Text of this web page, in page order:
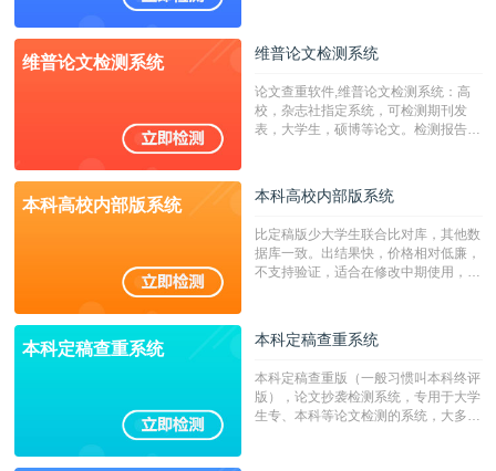
校用来检测硕博论文的系统，检测范围
广，数据来源真实，检测算法合理!本
字符数30万）
维普论文检测系统 维普论文检测系统
论文查重软件,维普论文检测系统：高
校，杂志社指定系统，可检测期刊发
表，大学生，硕博等论文。检测报告支
本科高校内部版系统 本科高校内部版系统
比定稿版少大学生联合比对库，其他数
据库一致。出结果快，价格相对低廉，
不支持验证，适合在修改中期使用，定
本科定稿查重系统 本科定稿查重系统
本科定稿查重版（一般习惯叫本科终评
版），论文抄袭检测系统，专用于大学
生专、本科等论文检测的系统，大多数